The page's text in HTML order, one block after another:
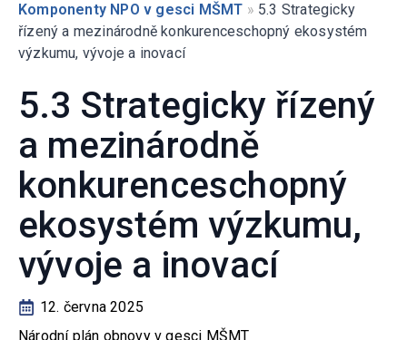
Komponenty NPO v gesci MŠMT » 5.3 Strategicky
řízený a mezinárodně konkurenceschopný ekosystém
výzkumu, vývoje a inovací
5.3 Strategicky řízený
a mezinárodně
konkurenceschopný
ekosystém výzkumu,
vývoje a inovací
12. června 2025
Národní plán obnovy v gesci MŠMT